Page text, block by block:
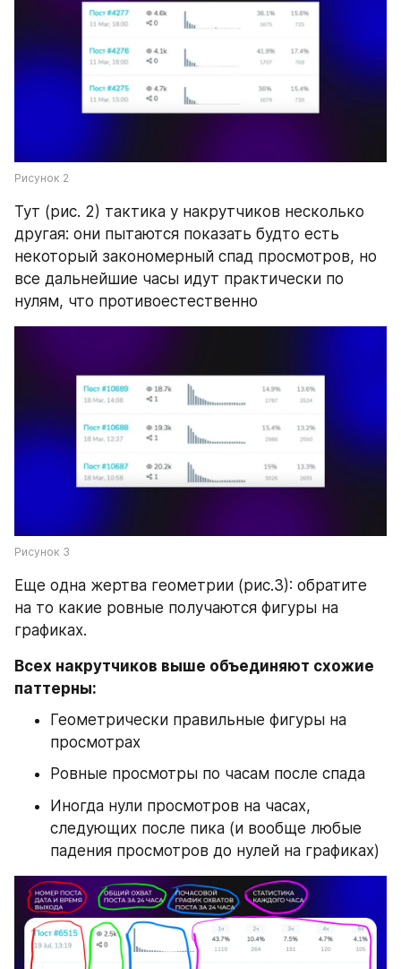
Рисунок 2
Тут (рис. 2) тактика у накрутчиков несколько
другая: они пытаются показать будто есть
некоторый закономерный спад просмотров, но
все дальнейшие часы идут практически по
нулям, что противоестественно
Рисунок 3
Еще одна жертва геометрии (рис.3): обратите
на то какие ровные получаются фигуры на
графиках.
Всех накрутчиков выше объединяют схожие
паттерны:
Геометрически правильные фигуры на
просмотрах
Ровные просмотры по часам после спада
Иногда нули просмотров на часах,
следующих после пика (и вообще любые
падения просмотров до нулей на графиках)